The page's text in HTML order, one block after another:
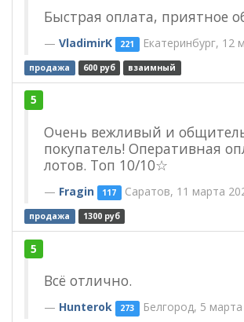
Быстрая оплата, приятное
VladimirK 221 Екатеринбург, 12
продажа 600 руб взаимный
5
Очень вежливый и
покупатель! Оперативная
лотов. Топ 10/10☆
Fragin 117 Саратов, 11 марта
продажа 1300 руб
5
Всё отлично.
Hunterok 273 Белгород, 5 марта